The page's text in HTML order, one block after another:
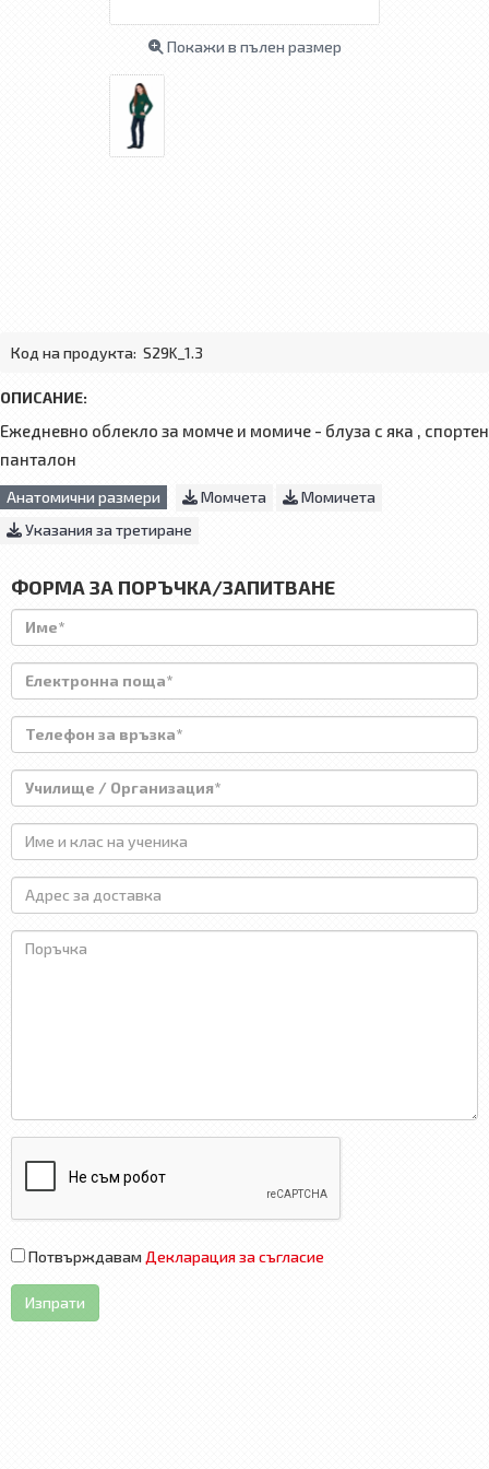
Покажи в пълен размер
Код на продукта: S29K_1.3
ОПИСАНИЕ:
Ежедневно облекло за момче и момиче - блуза с яка , спортен
панталон
Анатомични размери Момчета
Момичета
Указания за третиране
ФОРМА ЗА ПОРЪЧКА/ЗАПИТВАНЕ
Потвърждавам Декларация за съгласие
Изпрати